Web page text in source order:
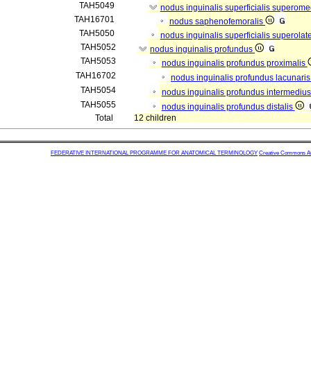
TAH5049
nodus inguinalis superficialis
TAH16701
nodus saphenofemoralis
TAH5050
nodus inguinalis superficialis
TAH5052
nodus inguinalis profundus
TAH5053
nodus inguinalis profundus proximalis
TAH16702
nodus inguinalis profundus
TAH5054
nodus inguinalis profundus
TAH5055
nodus inguinalis profundus distalis
Total
12 children
FEDERATIVE INTERNATIONAL PROGRAMME FOR ANATOMICAL TERMINOLOGY Creative Commons